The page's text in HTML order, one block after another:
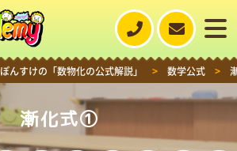
ぽんすけの「数物化の公式解説」 > 数学公式 >
漸化式①